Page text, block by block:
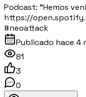
Podcast: "Hemos
https://
#neoattack
Publicado hace 4
81
3
0